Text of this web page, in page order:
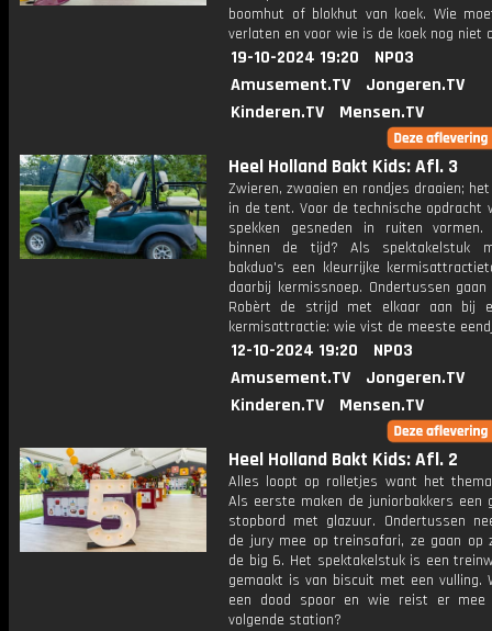
boomhut of blokhut van koek. Wie
verlaten en voor wie is de koek nog niet
19-10-2024 19:20
NPO3
Amusement.TV
Jongeren.TV
Kinderen.TV
Mensen.TV
Heel Holland Bakt Kids: Afl. 3
Zwieren, zwaaien en rondjes draaien;
in de tent. Voor de technische opdracht
spekken gesneden in ruiten
binnen de tijd? Als spektakelstuk
bakduo's een kleurrijke
daarbij kermissnoep. Ondertussen
Robèrt de strijd met elkaar aan bij
kermisattractie: wie vist de meeste
12-10-2024 19:20
NPO3
Amusement.TV
Jongeren.TV
Kinderen.TV
Mensen.TV
Heel Holland Bakt Kids: Afl. 2
Alles loopt op rolletjes want het
Als eerste maken de juniorbakkers een
stopbord met glazuur. Ondertussen
de jury mee op treinsafari, ze gaan op
de big 6. Het spektakelstuk is een
gemaakt is van biscuit met een vulling.
een dood spoor en wie reist er mee
volgende station?